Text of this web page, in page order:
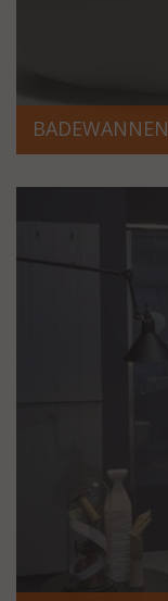
BADEWANNEN